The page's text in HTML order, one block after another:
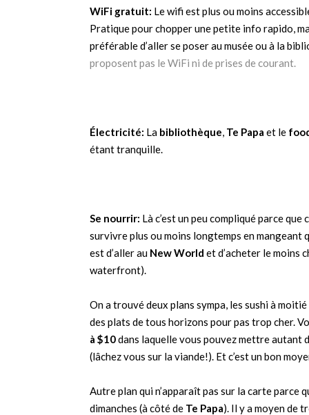
WiFi gratuit: Le wifi est plus ou moins
Pratique pour chopper une petite info rapido,
préférable d’aller se poser au musée ou à la
proposent pas le WiFi ni de prises de courant.
Électricité: La bibliothèque Te Papa et le
étant tranquille.
Se nourrir: Là c’est un peu compliqué parce
survivre plus ou moins longtemps en mangeant
est d’aller au New World et d’acheter le moins
waterfront).
On a trouvé deux plans sympa, les sushi à
des plats de tous horizons pour pas trop cher.
à $10dans laquelle vous pouvez mettre autant
(lâchez vous sur la viande!). Et c’est un bon
Autre plan qui n’apparaît pas sur la carte parce
dimanches (à côté de Te Papa). Il y a moyen de